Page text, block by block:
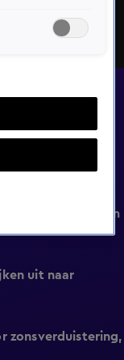
de plaats van het
Rotterdam
uit naar
zonsverduistering,